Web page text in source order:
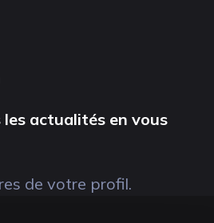
actualités en vous
de votre profil.